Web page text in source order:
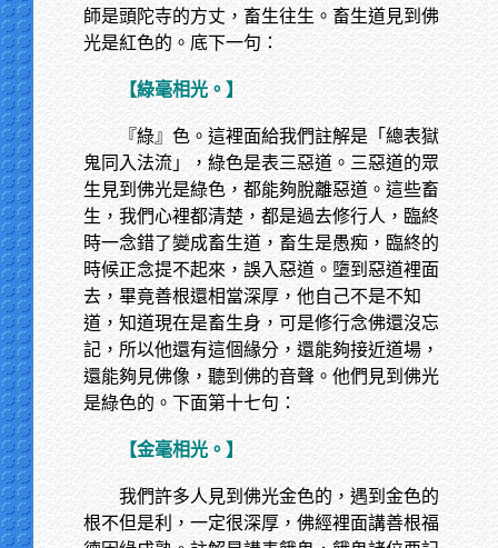
師是頭陀寺的方丈，畜生往生。畜生道見到佛
光是紅色的。底下一句：
【綠毫相光。】
『綠』色。這裡面給我們註解是「總表獄
鬼同入法流」，綠色是表三惡道。三惡道的眾
生見到佛光是綠色，都能夠脫離惡道。這些畜
生，我們心裡都清楚，都是過去修行人，臨終
時一念錯了變成畜生道，畜生是愚痴，臨終的
時候正念提不起來，誤入惡道。墮到惡道裡面
去，畢竟善根還相當深厚，他自己不是不知
道，知道現在是畜生身，可是修行念佛還沒忘
記，所以他還有這個緣分，還能夠接近道場，
還能夠見佛像，聽到佛的音聲。他們見到佛光
是綠色的。下面第十七句：
【金毫相光。】
我們許多人見到佛光金色的，遇到金色的
根不但是利，一定很深厚，佛經裡面講善根福